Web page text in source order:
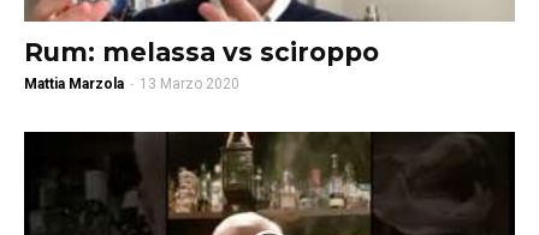
Rum: melassa vs sciroppo
Mattia Marzola - 13 Marzo 2020